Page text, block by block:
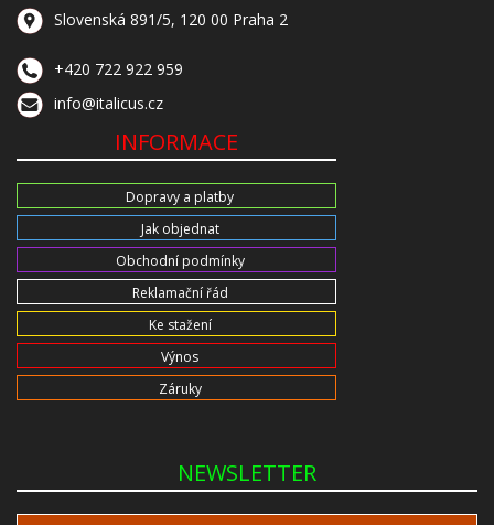
Slovenská 891/5, 120 00 Praha 2
+420 722 922 959
info@italicus.cz
INFORMACE
Dopravy a platby
Jak objednat
Obchodní podmínky
Reklamační řád
Ke stažení
Výnos
Záruky
NEWSLETTER